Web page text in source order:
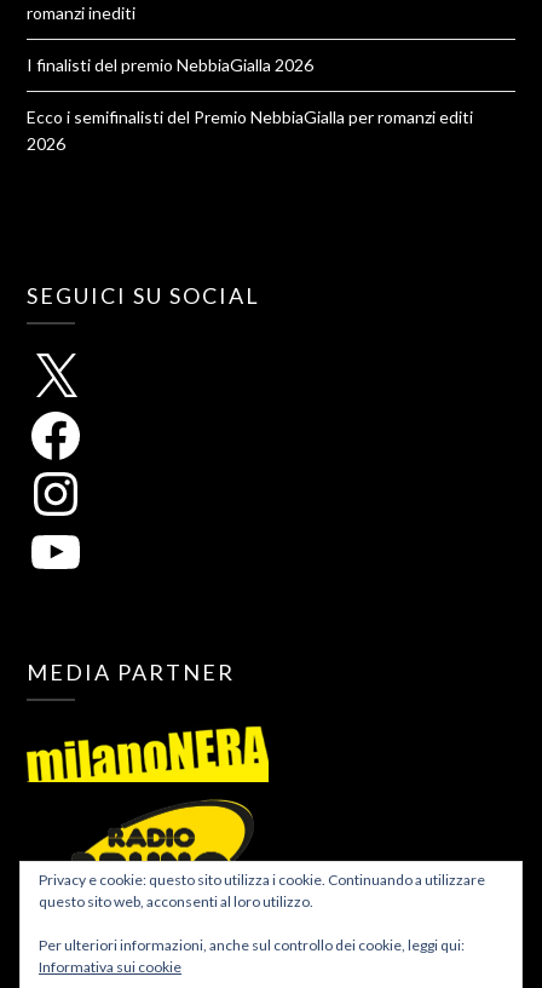
romanzi inediti
I finalisti del premio NebbiaGialla 2026
Ecco i semifinalisti del Premio NebbiaGialla per romanzi editi
2026
SEGUICI SU SOCIAL
MEDIA PARTNER
Privacy e cookie: questo sito utilizza i cookie. Continuando a utilizzare
questo sito web, acconsenti al loro utilizzo.
Per ulteriori informazioni, anche sul controllo dei cookie, leggi qui:
Informativa sui cookie